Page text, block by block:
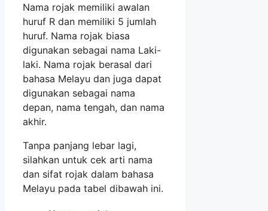
Nama rojak memiliki awalan
huruf R dan memiliki 5 jumlah
huruf. Nama rojak biasa
digunakan sebagai nama Laki-
laki. Nama rojak berasal dari
bahasa Melayu dan juga dapat
digunakan sebagai nama
depan, nama tengah, dan nama
akhir.
Tanpa panjang lebar lagi,
silahkan untuk cek arti nama
dan sifat rojak dalam bahasa
Melayu pada tabel dibawah ini.